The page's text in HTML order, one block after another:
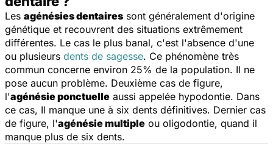
Les agénésies dentaires sont généralement d'origine
génétique et recouvrent des situations extrêmement
différentes. Le cas le plus banal, c'est l'absence d'une
ou plusieurs dents de sagesse. Ce phénomène très
commun concerne environ 25% de la population. Il ne
pose aucun problème. Deuxième cas de figure,
l'agénésie ponctuelle aussi appelée hypodontie. Dans
ce cas, Il manque une à six dents définitives. Dernier cas
de figure, l'agénésie multiple ou oligodontie, quand il
manque plus de six dents.